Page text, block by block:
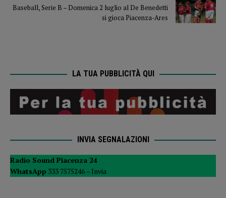
Baseball, Serie B – Domenica 2 luglio al De Benedetti
si gioca Piacenza-Ares
LA TUA PUBBLICITÀ QUI
INVIA SEGNALAZIONI
Radio Sound Piacenza 24
WhatsApp 333 7575246 – Invia